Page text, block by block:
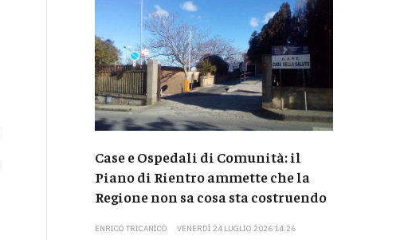
Case e Ospedali di Comunità: il
Piano di Rientro ammette che la
Regione non sa cosa sta costruendo
ENRICO TRICANICO VENERDÌ 24 LUGLIO 2026 14:26